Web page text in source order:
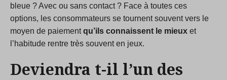
bleue ? Avec ou sans contact ? Face à toutes ces
options, les consommateurs se tournent souvent vers le
moyen de paiementqu’ils connaissent le mieux et
l’habitude rentre très souvent en jeux.
Deviendra t-il l’un des